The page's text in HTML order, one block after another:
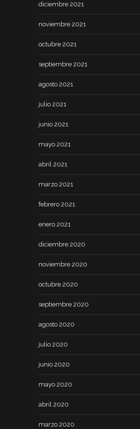
diciembre 2021
noviembre 2021
octubre 2021
septiembre 2021
agosto 2021
julio 2021
junio 2021
mayo 2021
abril 2021
marzo 2021
febrero 2021
enero 2021
diciembre 2020
noviembre 2020
octubre 2020
septiembre 2020
agosto 2020
julio 2020
junio 2020
mayo 2020
abril 2020
marzo 2020